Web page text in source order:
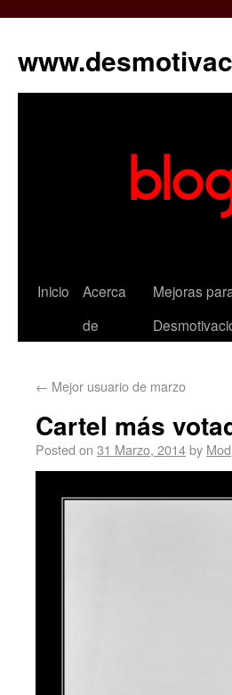
Inicio
Acerca
de
Mejoras
← Mejor usuario de marzo
Cartel más
Posted on 31 Marzo, 2014by Mod